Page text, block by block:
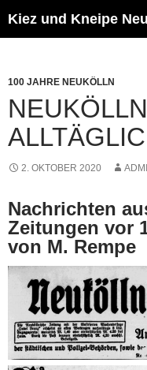
Inhalt
Kiez und Kneipe
100 JAHRE NEUKÖLLN
2. OKTOBER 2020
Nachrichten
Zeitungen vor
von M. Rempe